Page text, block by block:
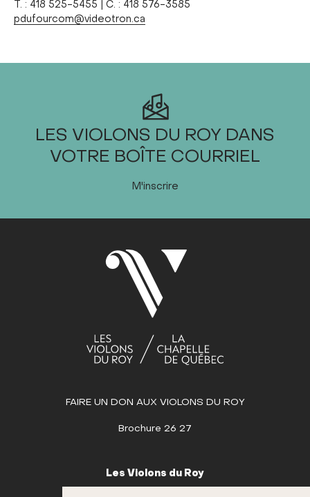
T. : 418 525-5455 | C. : 418 576-3585
pdufourcom@videotron.ca
LES VIOLONS DU ROY DANS
VOTRE BOÎTE COURRIEL
M'inscrire
FAIRE UN DON AUX VIOLONS DU ROY
Brochure 26 27
Les Violons du Roy